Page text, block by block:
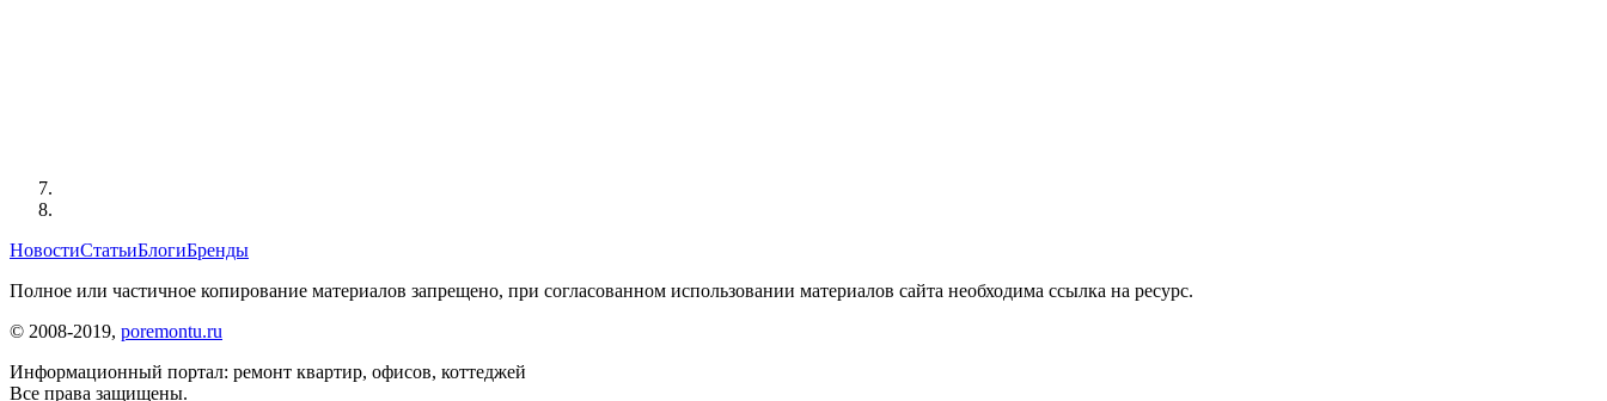
НовостиСтатьиБлогиБренды
Полное или частичное копирование материалов запрещено, при согласованном использовании материалов сайта необходима ссылка на ресурс.
© 2008-2019, poremontu.ru
Информационный портал: ремонт квартир, офисов, коттеджей
Все права защищены.